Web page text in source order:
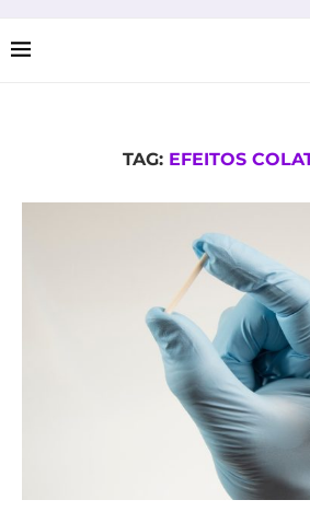
TAG: EFEITOS